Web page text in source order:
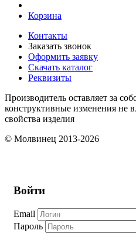
Корзина
Контакты
Заказать звонок
Оформить заявку
Скачать каталог
Реквизиты
Производитель оставляет за
конструктивные изменения не
свойства изделия
© Молвинец 2013-2026
Войти
Email
Пароль